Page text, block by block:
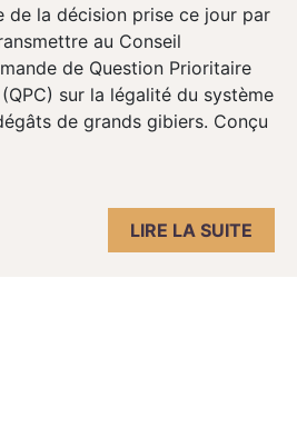
de la décision prise ce jour par
au Conseil
de Question Prioritaire
sur la légalité du système
de grands gibiers. Conçu
LIRE LA SUITE